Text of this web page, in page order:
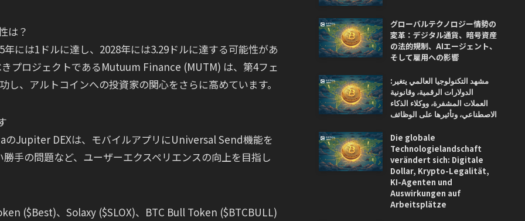
は？
には1ドルに達し、2028年には3.29ドルに達する可能性があ
プロジェクトであるMutuum Finance (MUTM) は、第4フェ
、アルトコインへの投資家の関心をさらに高めています。
のJupiter DEXは、モバイルアプリにUniversal Send機能を
手の問題など、ユーザーエクスペリエンスの向上を目指し
($Best)、Solaxy ($SLOX)、BTC Bull Token ($BTCBULL)
グローバルテクノロジー情勢の
変革：デジタル通貨、暗号資産
の法的規制、AIエージェント、
そして雇用への影響
مشهد التكنولوجيا العالمي يتغير:
الدولارات الرقمية، وقانونية
العملات المشفرة، ووكلاء الذكاء
الاصطناعي، وتأثيرها على الوظائف
Die globale
Technologielandschaft
verändert sich: Digitale
Dollar, Krypto-Legalität,
KI-Agenten und
Auswirkungen auf
Arbeitsplätze